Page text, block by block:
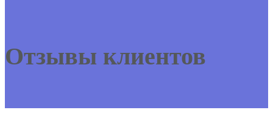
Отзывы клиентов